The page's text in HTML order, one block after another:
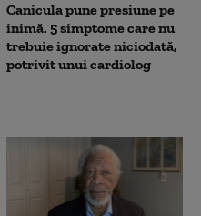
Canicula pune presiune pe
inimă. 5 simptome care nu
trebuie ignorate niciodată,
potrivit unui cardiolog